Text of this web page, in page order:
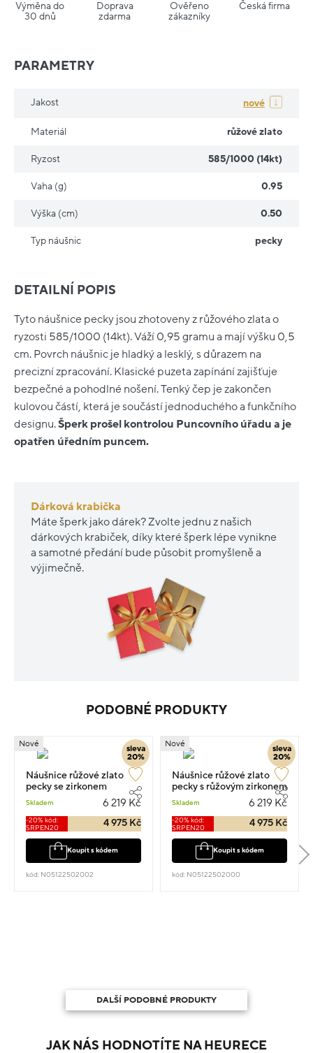
Výměna do
30 dnů
Doprava
zdarma
Ověřeno
zákazníky
Česká firma
DETAILNÍ POPIS
Tyto náušnice pecky jsou zhotoveny z růžového zlata o
ryzosti 585/1000 (14kt). Váží 0,95 gramu a mají výšku 0,5
cm. Povrch náušnic je hladký a lesklý, s důrazem na
precizní zpracování. Klasické puzeta zapínání zajišťuje
bezpečné a pohodlné nošení. Tenký čep je zakončen
kulovou částí, která je součástí jednoduchého a funkčního
designu.Šperk prošel kontrolou Puncovního úřadu a je
opatřen úředním puncem.
Dárková krabička
Máte šperk jako dárek? Zvolte jednu z našich
dárkových krabiček, díky které šperk lépe vynikne
a samotné předání bude působit promyšleně a
výjimečně.
PARAMETRY
Jakost nové
Materiál růžové zlato
Ryzost 585/1000 (14kt)
Vaha (g) 0.95
Výška (cm) 0.50
Typ náušnic pecky
PODOBNÉ PRODUKTY
sleva
20%
Nové
Náušnice růžové zlato
pecky se zirkonem
Skladem 6 219 Kč
-20% kód:
SRPEN20
4 975 Kč
Koupit s kódem
kód: N05122502002
sleva
20%
Nové
Náušnice růžové zlato
pecky s růžovým zirkonem
Skladem 6 219 Kč
-20% kód:
SRPEN20
4 975 Kč
Koupit s kódem
kód: N05122502000
DALŠÍ PODOBNÉ PRODUKTY
JAK NÁS HODNOTÍTE NA HEURECE